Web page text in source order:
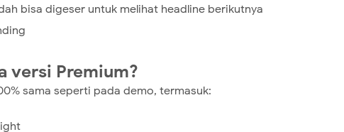
bisa digeser untuk melihat headline berikutnya
versi Premium?
sama seperti pada demo, termasuk: